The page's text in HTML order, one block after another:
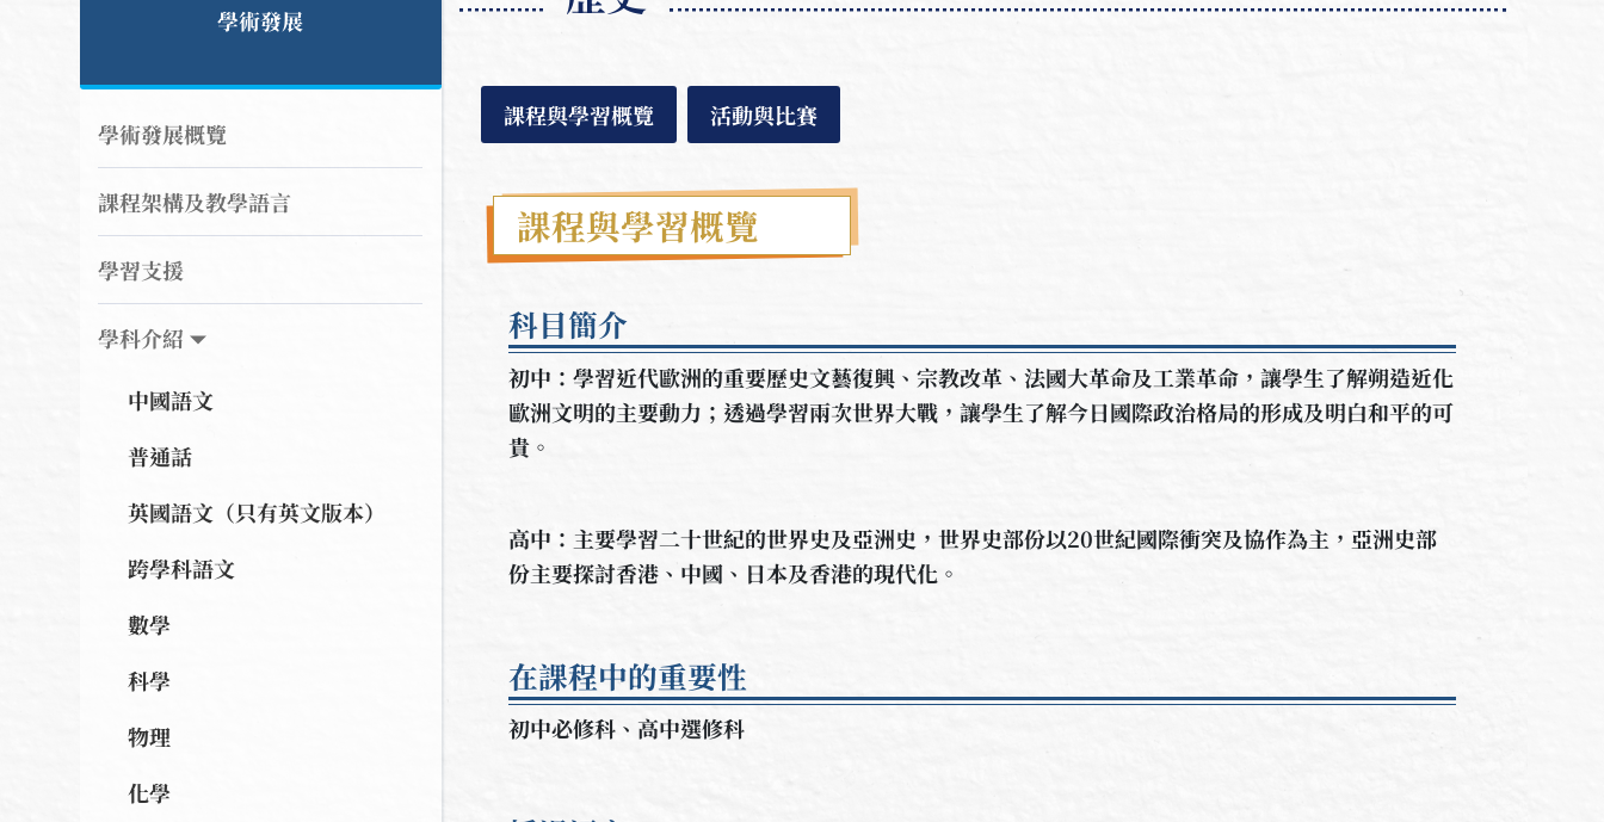
學術發展
學術發展概覽
課程架構及教學語言
學習支援
學科介紹
中國語文
普通話
英國語文（只有英文版本）
跨學科語文
數學
科學
物理
化學
課程與學習概覽 活動與比賽
課程與學習概覽
科目簡介
初中：學習近代歐洲的重要歷史文藝復興、宗教改革、法國大革命及工業革命，讓學生了解朔造近化
歐洲文明的主要動力；透過學習兩次世界大戰，讓學生了解今日國際政治格局的形成及明白和平的可
貴。
高中：主要學習二十世紀的世界史及亞洲史，世界史部份以20世紀國際衝突及協作為主，亞洲史部
份主要探討香港、中國、日本及香港的現代化。
在課程中的重要性
初中必修科、高中選修科